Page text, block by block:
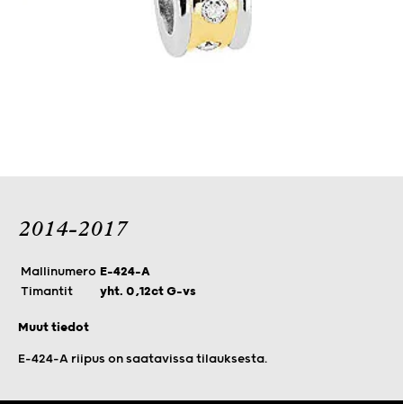
2014-2017
Mallinumero E-424-A
Timantit
yht. 0,12ct G-vs
Muut tiedot
E-424-A riipus on saatavissa tilauksesta.